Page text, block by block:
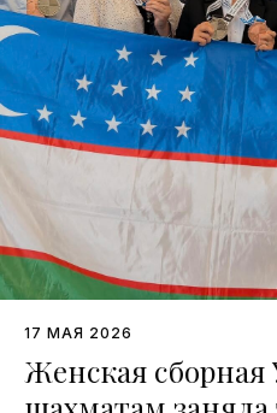
17 МАЯ 2026
Женская сборная